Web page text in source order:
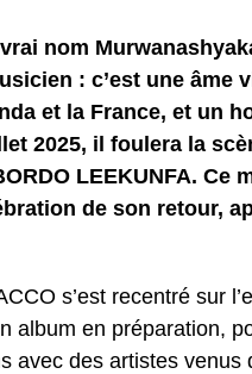
nom
: c’est une âme
et la France, et un
2025, il foulera la
LEEKUNFA. Ce
de son retour,
s’est recentré sur
album en préparation,
avec des artistes venus